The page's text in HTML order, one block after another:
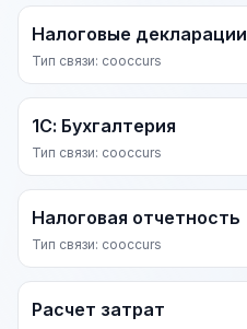
Налоговые декларации
Тип связи: cooccurs
1С: Бухгалтерия
Тип связи: cooccurs
Налоговая отчетность
Тип связи: cooccurs
Расчет затрат